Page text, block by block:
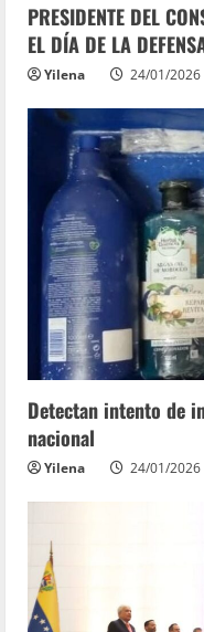
PRESIDENTE DEL
EL DÍA DE LA
Yilena 24/01/2026
Detectan intento de
nacional
Yilena 24/01/2026